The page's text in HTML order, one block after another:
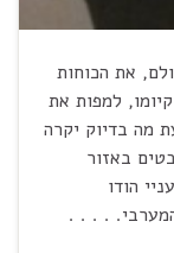
את הכוחות
למפות את
מה בדיוק יקרה
באזור
הודו
המערבי. . . . .